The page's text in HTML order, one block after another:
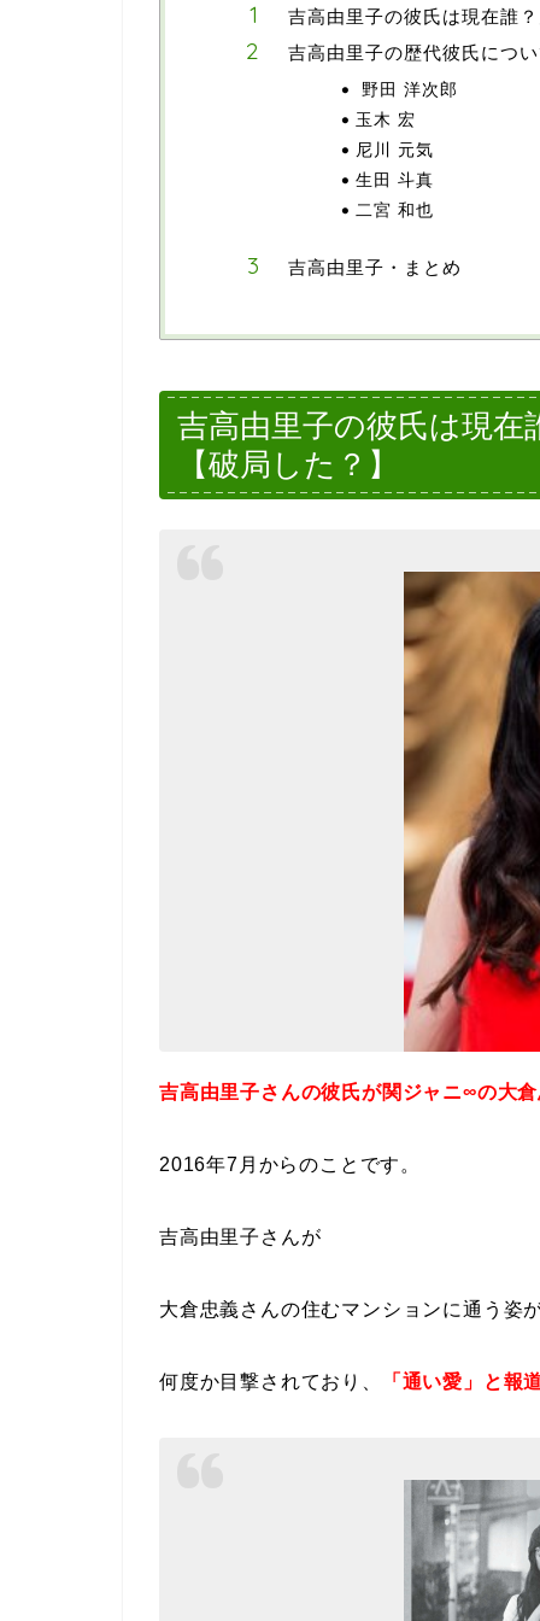
吉高由里子の彼氏は現在誰
吉高由里子の歴代彼氏につ
野田 洋次郎
玉木 宏
尼川 元気
生田 斗真
二宮 和也
吉高由里子・まとめ
吉高由里子の彼氏は現
【破局した？】
吉高由里子さんの彼氏が関ジャニ∞の大
2016年7月からのことです。
吉高由里子さんが
大倉忠義さんの住むマンションに通う姿
何度か目撃されており、 「通い愛」と報